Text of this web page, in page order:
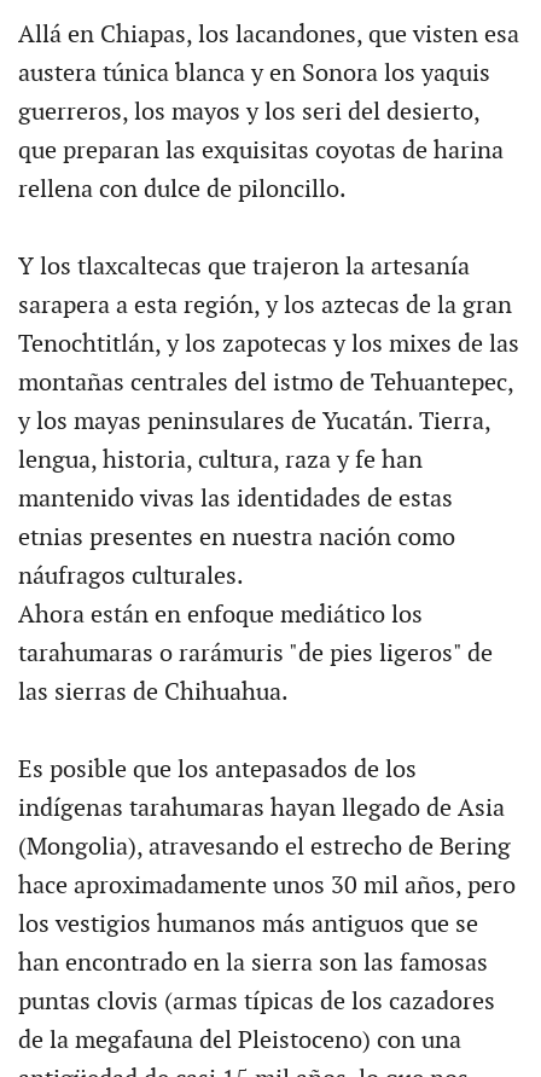
Allá en Chiapas, los lacandones, que visten esa
austera túnica blanca y en Sonora los yaquis
guerreros, los mayos y los seri del desierto,
que preparan las exquisitas coyotas de harina
rellena con dulce de piloncillo.
Y los tlaxcaltecas que trajeron la artesanía
sarapera a esta región, y los aztecas de la gran
Tenochtitlán, y los zapotecas y los mixes de las
montañas centrales del istmo de Tehuantepec,
y los mayas peninsulares de Yucatán. Tierra,
lengua, historia, cultura, raza y fe han
mantenido vivas las identidades de estas
etnias presentes en nuestra nación como
náufragos culturales.
Ahora están en enfoque mediático los
tarahumaras o rarámuris "de pies ligeros" de
las sierras de Chihuahua.
Es posible que los antepasados de los
indígenas tarahumaras hayan llegado de Asia
(Mongolia), atravesando el estrecho de Bering
hace aproximadamente unos 30 mil años, pero
los vestigios humanos más antiguos que se
han encontrado en la sierra son las famosas
puntas clovis (armas típicas de los cazadores
de la megafauna del Pleistoceno) con una